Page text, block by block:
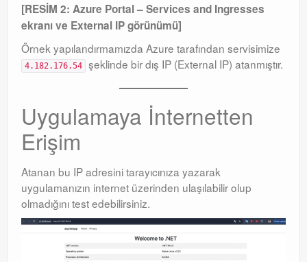
[RESİM 2: Azure Portal – Services and Ingresses
ekranı ve External IP görünümü]
Örnek yapılandırmamızda Azure tarafından servisimize
4.182.176.54 şeklinde bir dış IP (External IP) atanmıştır.
Uygulamaya İnternetten
Erişim
Atanan bu IP adresini tarayıcınıza yazarak
uygulamanızın internet üzerinden ulaşılabilir olup
olmadığını test edebilirsiniz.